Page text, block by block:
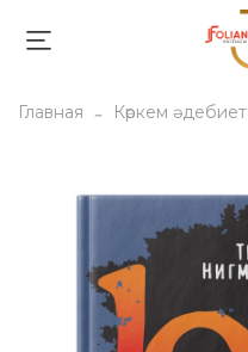
Главная Көркем әдебиет